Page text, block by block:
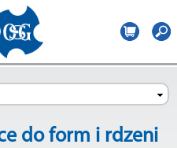
Central
Europe
do form i rdzeni